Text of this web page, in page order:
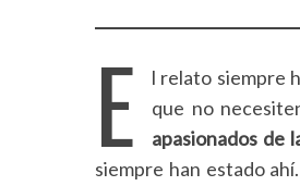
E
l relato siempre
que no
apasionados de
siempre han estado